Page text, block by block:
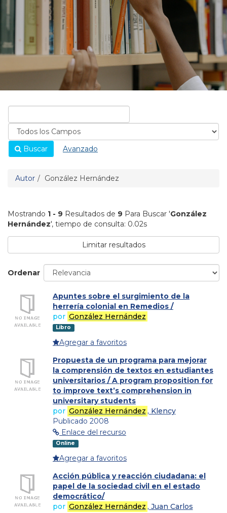
Buscar Avanzado
Autor González Hernández
Mostrando 1 - 9 Resultados de 9 Para Buscar 'González
Hernández', tiempo de consulta: 0.02s
Limitar resultados
Ordenar
Apuntes sobre el surgimiento de la
herrería colonial en Remedios /
por González Hernández
Libro
Agregar a favoritos
Propuesta de un programa para mejorar
la comprensión de textos en estudiantes
universitarios / A program proposition for
to improve text’s comprehension in
universitary students
por González Hernández , Klency
Publicado 2008
Enlace del recurso
Online
Agregar a favoritos
Acción pública y reacción ciudadana: el
papel de la sociedad civil en el estado
democrático/
por González Hernández , Juan Carlos